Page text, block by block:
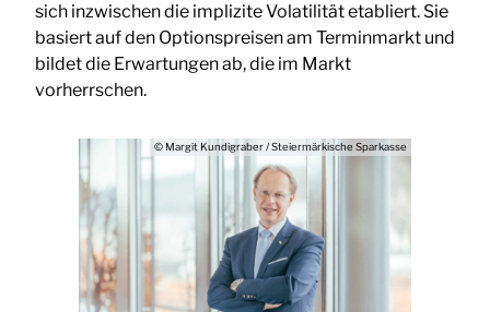
sich inzwischen die implizite Volatilität etabliert. Sie
basiert auf den Optionspreisen am Terminmarkt und
bildet die Erwartungen ab, die im Markt
vorherrschen.
© Margit Kundigraber / Steiermärkische Sparkasse